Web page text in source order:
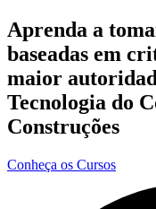
Aprenda a
baseadas em
maior
Tecnologia do
Construções
Conheça os Cursos